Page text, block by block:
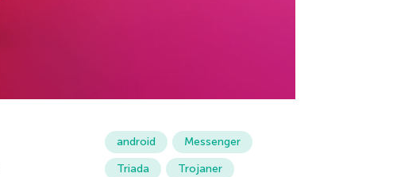
android
Messenger
Triada
Trojaner